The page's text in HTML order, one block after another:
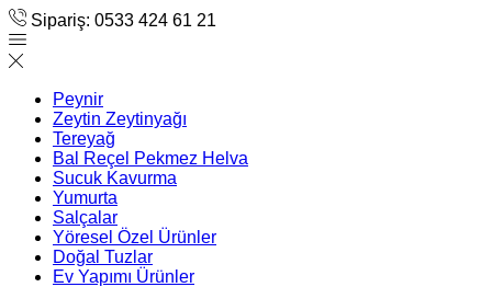
Sipariş: 0533 424 61 21
Peynir
Zeytin Zeytinyağı
Tereyağ
Bal Reçel Pekmez Helva
Sucuk Kavurma
Yumurta
Salçalar
Yöresel Özel Ürünler
Doğal Tuzlar
Ev Yapımı Ürünler